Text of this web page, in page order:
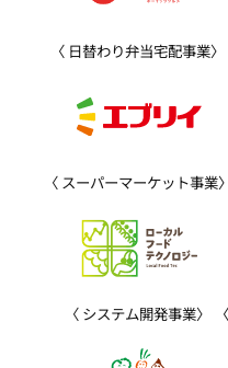
日替わり弁当宅配事業
スーパーマーケット事業
システム開発事業